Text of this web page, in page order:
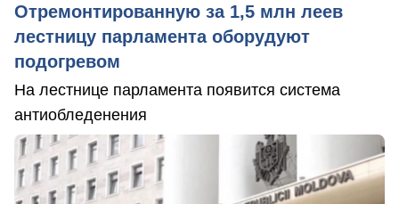
Отремонтированную за 1,5 млн леев
лестницу парламента оборудуют
подогревом
На лестнице парламента появится система
антиобледенения